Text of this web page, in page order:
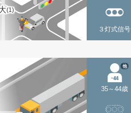
(1)
３灯式信号
35～44歳
他